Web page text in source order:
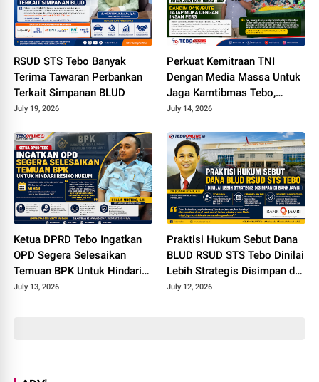
RSUD STS Tebo Banyak
Terima Tawaran Perbankan
Terkait Simpanan BLUD
July 19, 2026
Perkuat Kemitraan TNI
Dengan Media Massa Untuk
Jaga Kamtibmas Tebo,
Dandim 0416/Bute Tatap
July 14, 2026
Ketua DPRD Tebo Ingatkan
OPD Segera Selesaikan
Temuan BPK Untuk Hindari
Resiko Hukum
July 13, 2026
Praktisi Hukum Sebut Dana
BLUD RSUD STS Tebo Dinilai
Lebih Strategis Disimpan di
Bank Jambi
July 12, 2026